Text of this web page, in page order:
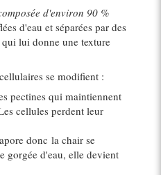
d'environ 90 %
d'eau et séparées par des
lui donne une texture
se modifient :
pectines qui maintiennent
cellules perdent leur
donc la chair se
gorgée d'eau, elle devient